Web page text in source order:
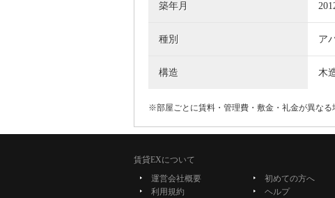
築年月
種別 ア
構造 木
※部屋ごとに賃料・管理費・敷金・礼金が異なる
賃貸EXについて
運営会社概要
利用規約
初めての方へ
ヘルプ